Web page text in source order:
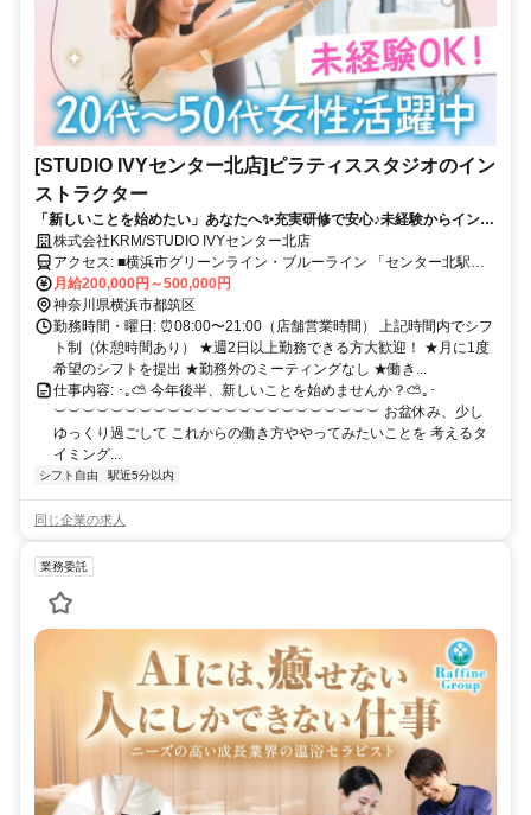
[STUDIO IVYセンター北店]ピラティススタジオのイン
ストラクター
「新しいことを始めたい」あなたへ✨充実研修で安心♪未経験からインス
トラクターデビュー◎週2～・シフト自由！
株式会社KRM/STUDIO IVYセンター北店
アクセス: ■横浜市グリーンライン・ブルーライン 「センター北駅」
より徒歩4分 ୨୧･･･････････････････････････････････୨୧ 港北ニュー
タウンエリアでアクセス便利♪ あざみ野・新横浜・日吉・中山・横浜
方面からも通勤ラクラクです◎
月給200,000円～500,000円
神奈川県横浜市都筑区
勤務時間・曜日: ⏰08:00〜21:00（店舗営業時間） 上記時間内でシフ
ト制（休憩時間あり） ★週2日以上勤務できる方大歓迎！ ★月に1度
希望のシフトを提出 ★勤務外のミーティングなし ★働き...
仕事内容: ･｡⛅ 今年後半、新しいことを始めませんか？⛅｡･
︶︶︶︶︶︶︶︶︶︶︶︶︶︶︶︶︶︶︶︶︶︶︶ お盆休み、少し
ゆっくり過ごして これからの働き方ややってみたいことを 考えるタ
イミング...
シフト自由 駅近5分以内
同じ企業の求人
業務委託